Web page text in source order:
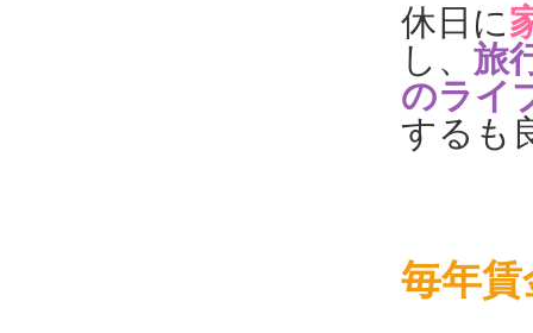
休日に
し、 旅
のライ
するも
毎年